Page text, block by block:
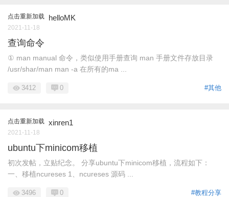
点击重新加载 helloMK
2021-11-18
查询命令
① man manual 命令，类似使用手册查询 man 手册文件存放目录
/usr/shar/man man -a 在所有的ma ...
#其他
3412 0
点击重新加载 xinren1
2021-11-18
ubuntu下minicom移植
初次发帖，立贴纪念。 分享ubuntu下minicom移植，流程如下：
一、移植ncureses 1、ncureses 源码 ...
#教程分享
3496 0